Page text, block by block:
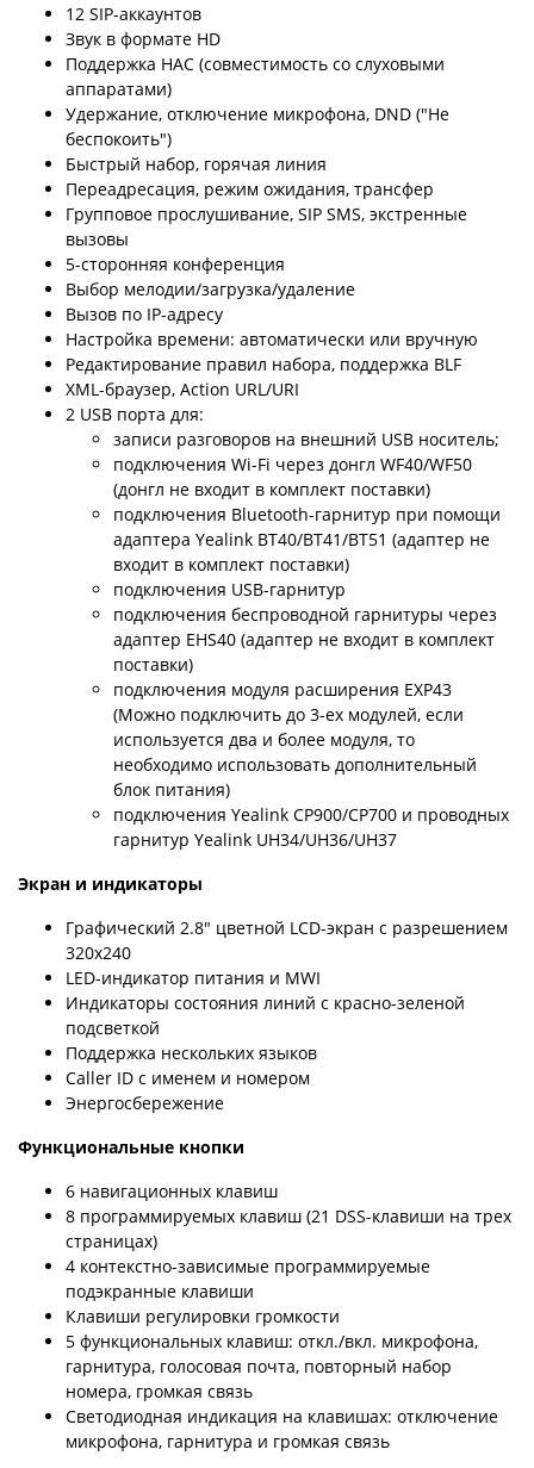
12 SIP-аккаунтов
Звук в формате HD
Поддержка HAC (совместимость со слуховыми
аппаратами)
Удержание, отключение микрофона, DND ("Не
беспокоить")
Быстрый набор, горячая линия
Переадресация, режим ожидания, трансфер
Групповое прослушивание, SIP SMS, экстренные
вызовы
5-сторонняя конференция
Выбор мелодии/загрузка/удаление
Вызов по IP-адресу
Настройка времени: автоматически или вручную
Редактирование правил набора, поддержка BLF
XML-браузер, Action URL/URI
2 USB порта для:
записи разговоров на внешний USB носитель;
подключения Wi-Fi через донгл WF40/WF50
(донгл не входит в комплект поставки)
подключения Bluetooth-гарнитур при помощи
адаптера Yealink BT40/BT41/BT51 (адаптер не
входит в комплект поставки)
подключения USB-гарнитур
подключения беспроводной гарнитуры через
адаптер EHS40 (адаптер не входит в комплект
поставки)
подключения модуля расширения EXP43
(Можно подключить до 3-ех модулей, если
используется два и более модуля, то
необходимо использовать дополнительный
блок питания)
подключения Yealink CP900/CP700 и проводных
гарнитур Yealink UH34/UH36/UH37
Экран и индикаторы
Графический 2.8" цветной LCD-экран с разрешением
320х240
LED-индикатор питания и MWI
Индикаторы состояния линий с красно-зеленой
подсветкой
Поддержка нескольких языков
Caller ID с именем и номером
Энергосбережение
Функциональные кнопки
6 навигационных клавиш
8 программируемых клавиш (21 DSS-клавиши на трех
страницах)
4 контекстно-зависимые программируемые
подэкранные клавиши
Клавиши регулировки громкости
5 функциональных клавиш: откл./вкл. микрофона,
гарнитура, голосовая почта, повторный набор
номера, громкая связь
Светодиодная индикация на клавишах: отключение
микрофона, гарнитура и громкая связь